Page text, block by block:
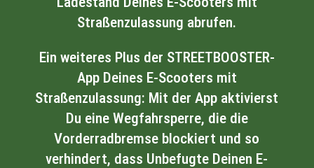
Straßenzulassung abrufen.
Ein weiteres Plus der STREETBOOSTER-
App Deines E-Scooters mit
Straßenzulassung: Mit der App aktivierst
Du eine Wegfahrsperre, die die
Vorderradbremse blockiert und so
verhindert, dass Unbefugte Deinen E-